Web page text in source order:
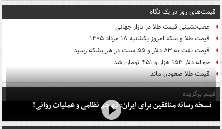
قیمت‌های روز در یک نگاه
عقب‌نشینی قیمت طلا در بازار جهانی
قیمت طلا و سکه امروز یکشنبه ۱۸ مرداد ۱۴۰۵
قیمت نفت به ۸۳ دلار و ۵۵ سنت در هر بشکه رسید
حواله دلار ۱۵۴ هزار و ۴۵۱ تومان شد
قیمت طلا صعودی ماند
فیلم برگزیده
نسخه رسانه منافقین برای ایران: تهاجم نظامی و عملیات روانی!